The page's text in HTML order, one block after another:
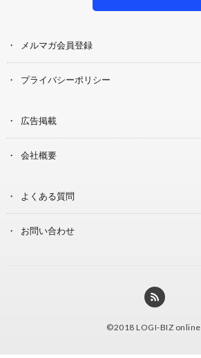
メルマガ会員登録
プライバシーポリシー
広告掲載
会社概要
よくある質問
お問い合わせ
©2018 LOGI-BIZ online